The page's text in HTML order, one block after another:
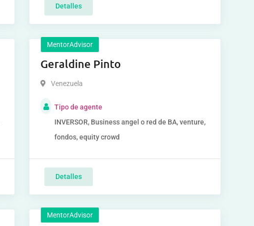
Detalles
MentorAdvisor
Geraldine Pinto
Venezuela
Tipo de agente
INVERSOR, Business angel o red de BA, venture,
fondos, equity crowd
Detalles
MentorAdvisor